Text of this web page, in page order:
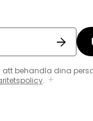
att behandla dina
.